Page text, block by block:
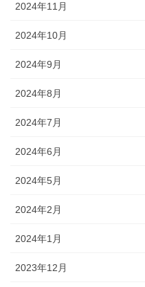
2024年11月
2024年10月
2024年9月
2024年8月
2024年7月
2024年6月
2024年5月
2024年2月
2024年1月
2023年12月